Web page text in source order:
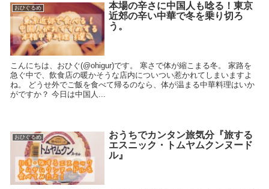
おひぐるめ
本場の辛さに中国人も唸る！東京
近郊の辛い中華で冬を乗り切ろ
う。
こんにちは、おひぐ(@ohigur)です。 寒さで体が縮こまる冬。 家路を
急ぐ中で、飲食店の暖かそうな店内についつい惹かれてしまいますよ
ね。 どうせ外でご飯を食べて帰るのなら、体が温まる中華料理はいか
がですか？ 今日は中国人...
おひぐるめ
おうちでカンタン旅気分『旅する
エスニック・トムヤムクンヌード
ル』